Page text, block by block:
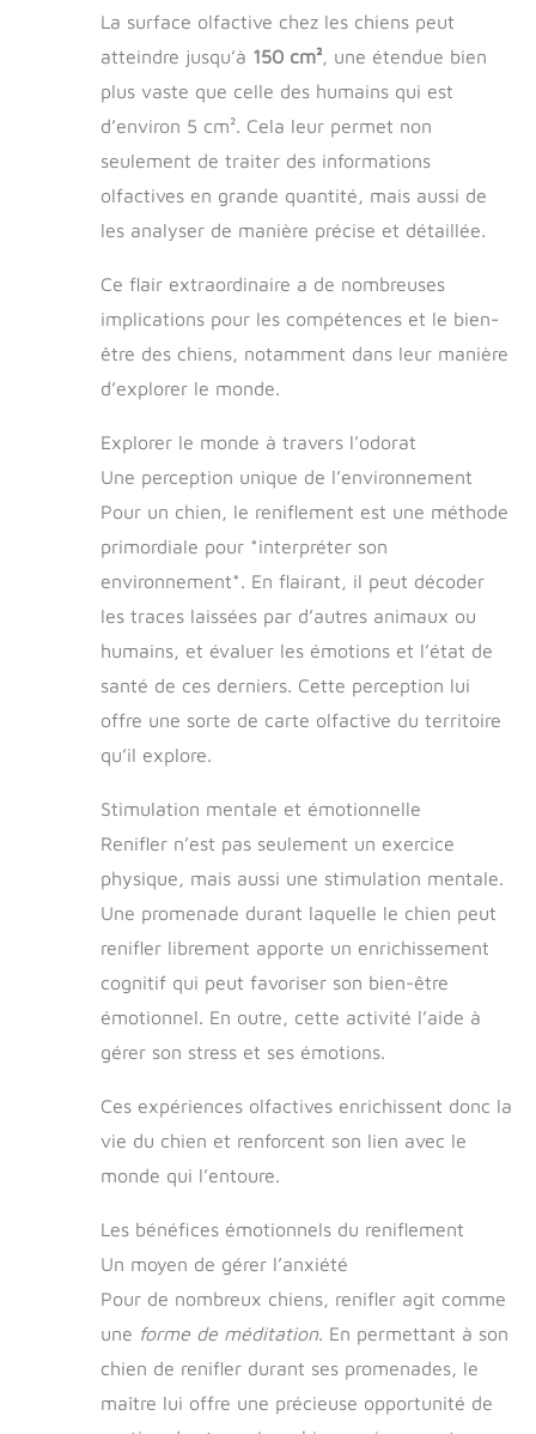
La surface olfactive chez les chiens peut
atteindre jusqu’à 150 cm², une étendue bien
plus vaste que celle des humains qui est
d’environ 5 cm². Cela leur permet non
seulement de traiter des informations
olfactives en grande quantité, mais aussi de
les analyser de manière précise et détaillée.
Ce flair extraordinaire a de nombreuses
implications pour les compétences et le bien-
être des chiens, notamment dans leur manière
d’explorer le monde.
Explorer le monde à travers l’odorat
Une perception unique de l’environnement
Pour un chien, le reniflement est une méthode
primordiale pour *interpréter son
environnement*. En flairant, il peut décoder
les traces laissées par d’autres animaux ou
humains, et évaluer les émotions et l’état de
santé de ces derniers. Cette perception lui
offre une sorte de carte olfactive du territoire
qu’il explore.
Stimulation mentale et émotionnelle
Renifler n’est pas seulement un exercice
physique, mais aussi une stimulation mentale.
Une promenade durant laquelle le chien peut
renifler librement apporte un enrichissement
cognitif qui peut favoriser son bien-être
émotionnel. En outre, cette activité l’aide à
gérer son stress et ses émotions.
Ces expériences olfactives enrichissent donc la
vie du chien et renforcent son lien avec le
monde qui l’entoure.
Les bénéfices émotionnels du reniflement
Un moyen de gérer l’anxiété
Pour de nombreux chiens, renifler agit comme
une forme de méditation. En permettant à son
chien de renifler durant ses promenades, le
maître lui offre une précieuse opportunité de